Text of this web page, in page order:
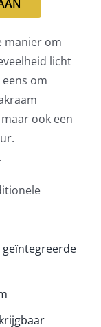
manier om
licht
om
ook een
geïntegreerde